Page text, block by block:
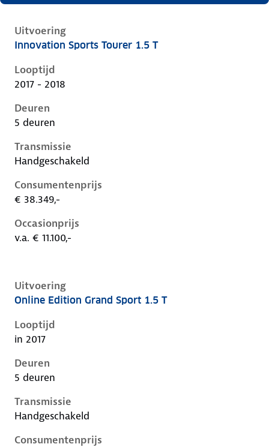
Uitvoering
Opel Insignia b, sports tourer 1.5 t, 103 kW, Benzine,
Innovation Sports Tourer 1.5 T
Looptijd
2017 - 2018
Deuren
5 deuren
Transmissie
Handgeschakeld
Consumentenprijs
€ 38.349,-
Occasionprijs
v.a. € 11.100,-
Uitvoering
Opel Insignia b, grand sport 1.5 t, 103 kW, Benzine, 5
Online Edition Grand Sport 1.5 T
Looptijd
in 2017
Deuren
5 deuren
Transmissie
Handgeschakeld
Consumentenprijs